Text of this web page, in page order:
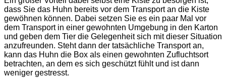
dass Sie das Huhn bereits vor dem Transport an die Kiste
gewöhnen können. Dabei setzen Sie es ein paar Mal vor
dem Transport in einer gewohnten Umgebung in den Karton
und geben dem Tier die Gelegenheit sich mit dieser Situation
anzufreunden. Steht dann der tatsächliche Transport an,
kann das Huhn die Box als einen gewohnten Zufluchtsort
betrachten, an dem es sich geschützt fühlt und ist dann
weniger gestresst.